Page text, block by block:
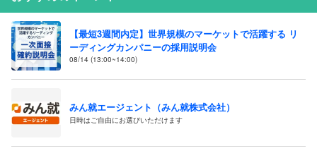
【最短3週間内定】世界規模のマーケットで活躍する リ
ーディングカンパニーの採用説明会
08/14 (13:00~14:00)
みん就エージェント（みん就株式会社）
日時はご自由にお選びいただけます